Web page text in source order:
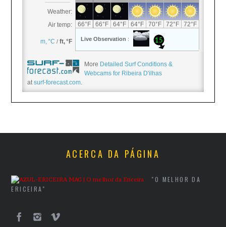
More Detailed Surf Conditions &
Webcams for Ribeira D'ilhas
atsurf-forecast.com.
ACERCA DA PÁGINA
"O MELHOR DA
ERICEIRA"